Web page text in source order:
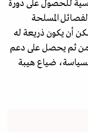
للحصول على دورة
المسلحة
أن يكون ذريعة له
ثم يحصل على دعم
ضياع هيبة